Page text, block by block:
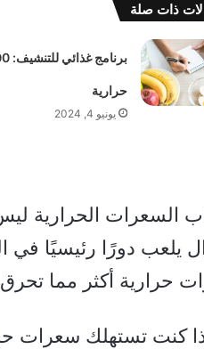
ذات صلة
حرارية
يونيو 4, 2024
السعرات الحرارية ليس
يلعب دورًا رئيسيًا
حرارية أكثر مما
كنت تستهلك سعرات